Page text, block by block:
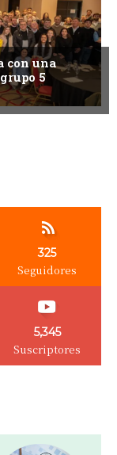
con una
5
325
Seguidores
5,345
Suscriptores